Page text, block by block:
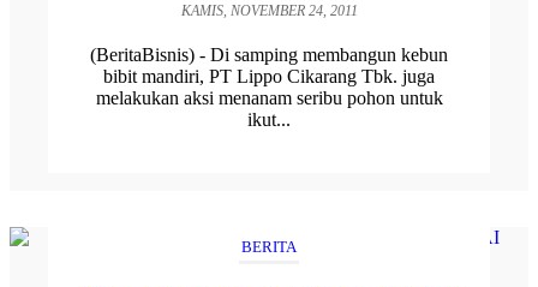
KAMIS, NOVEMBER 24, 2011
(BeritaBisnis) - Di samping membangun kebun
bibit mandiri, PT Lippo Cikarang Tbk. juga
melakukan aksi menanam seribu pohon untuk
ikut...
BERITA